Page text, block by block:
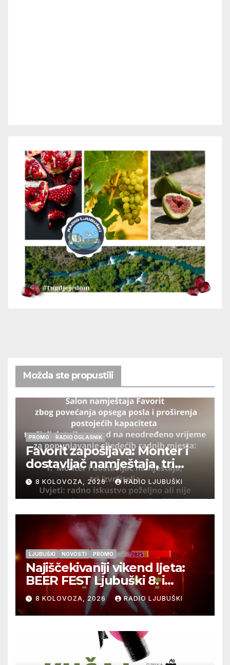
Možda ste propustili
PROMO RADIO OGLASNIK
Favorit zapošljava: Monter i
dostavljač namještaja, tri
izvršitelja
8 KOLOVOZA, 2026 RADIO LJUBUŠKI
LJUBUŠKI NOVOSTI PROMO
Najiščekivaniji vikend ljeta:
BEER FEST Ljubuški 8. i
9.kolovoza
8 KOLOVOZA, 2026 RADIO LJUBUŠKI